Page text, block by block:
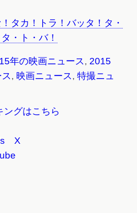
タカ！トラ！バッタ！タ・
・ト・バ！
年の映画ニュース, 2015
, 映画ニュース, 特撮ニュ
グはこちら
X